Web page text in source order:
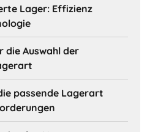
Lager: Effizienz
die Auswahl der
passende Lagerart